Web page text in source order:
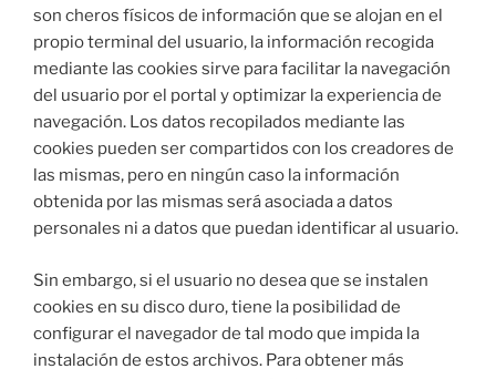
son cheros físicos de información que se alojan en el
propio terminal del usuario, la información recogida
mediante las cookies sirve para facilitar la navegación
del usuario por el portal y optimizar la experiencia de
navegación. Los datos recopilados mediante las
cookies pueden ser compartidos con los creadores de
las mismas, pero en ningún caso la información
obtenida por las mismas será asociada a datos
personales ni a datos que puedan identificar al usuario.
Sin embargo, si el usuario no desea que se instalen
cookies en su disco duro, tiene la posibilidad de
configurar el navegador de tal modo que impida la
instalación de estos archivos. Para obtener más